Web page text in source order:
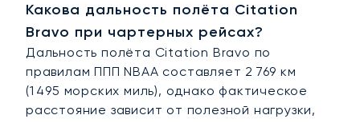
Какова дальность полёта Citation
Bravo при чартерных рейсах?
Дальность полёта Citation Bravo по
правилам ППП NBAA составляет 2 769 км
(1 495 морских миль), однако фактическое
расстояние зависит от полезной нагрузки,